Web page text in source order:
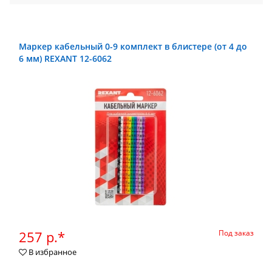
Маркер кабельный 0-9 комплект в блистере (от 4 до
6 мм) REXANT 12-6062
257 р.* Под заказ
В избранное